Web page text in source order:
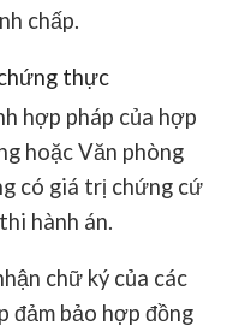
chấp.
thực
hợp pháp của hợp
hoặc Văn phòng
có giá trị chứng cứ
hành án.
chữ ký của các
đảm bảo hợp đồng